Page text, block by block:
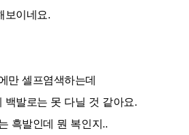
보이네요.
만 셀프염색하는데
백발로는 못 다닐 것 같아요.
흑발인데 뭔 복인지..